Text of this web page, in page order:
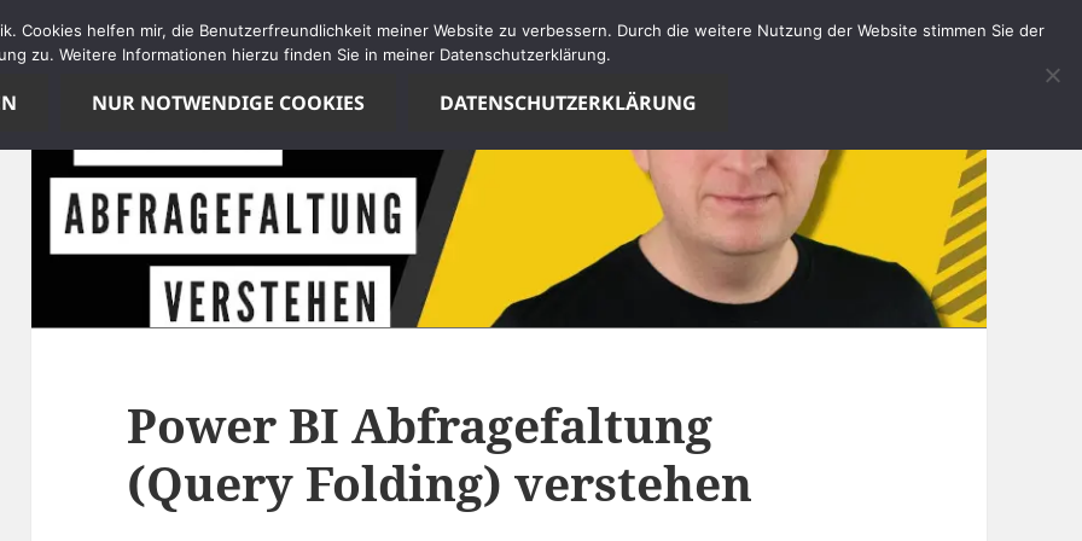
Power BI Abfragefaltung
(Query Folding) verstehen
Cookies helfen mir, die Benutzerfreundlichkeit meiner Website zu verbessern. Durch die weitere Nutzung der Website stimmen Sie der
zu. Weitere Informationen hierzu finden Sie in meiner Datenschutzerklärung.
NUR NOTWENDIGE COOKIES DATENSCHUTZERKLÄRUNG